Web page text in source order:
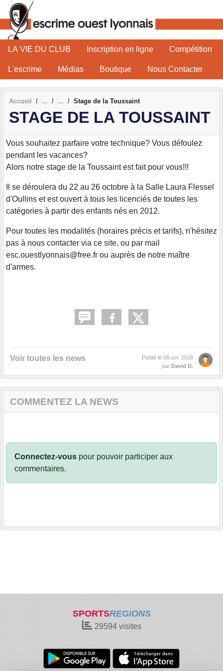
LA VIE DU CLUB Inscription en ligne Compétition
L'escrime Médias Boutique Nous Contacter
Accueil Stage de la Toussaint
STAGE DE LA TOUSSAINT
Vous souhaitez parfaire votre technique? Vous défoulez
pendant les vacances?
Alors notre stage de la Toussaint est fait pour vous!!!
Il se déroulera du 22 au 26 octobre à la Salle Laura Flessel
d'Oullins et est ouvert à tous les licenciés de toutes les
catégories à partir des enfants nés en 2012.
Pour toutes les modalités (horaires précis et tarifs), n'hésitez
pas à nous contacter via ce site, ou par mail
esc.ouestlyonnais@free.fr ou auprès de notre maître
d'armes.
Voir toutes les news Publié le 08 oct. 2018
par David D.
COMMENTEZ LA NEWS
Connectez-vous pour pouvoir participer aux
commentaires.
SPORTSREGIONS
29594visites
Panneau de gestion des cookies